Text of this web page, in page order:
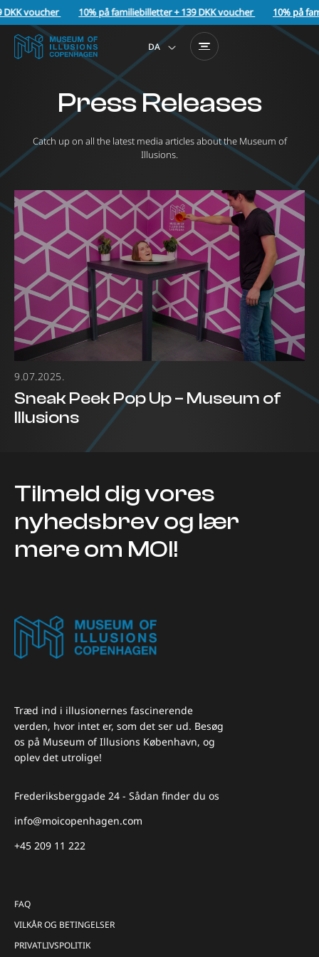
voucher 10% på familiebilletter + 139 DKK voucher 10% på
DA
Press Releases
Catch up on all the latest media articles about the Museum of
Illusions.
9.07.2025.
Sneak Peek Pop Up – Museum of
Illusions
Træd ind i illusionernes fascinerende
verden, hvor intet er, som det ser ud. Besøg
os på Museum of Illusions København, og
oplev det utrolige!
Frederiksberggade 24 - Sådan finder du os
info@moicopenhagen.com
+45 209 11 222
FAQ
VILKÅR OG BETINGELSER
PRIVATLIVSPOLITIK
Tilmeld dig vores
nyhedsbrev og lær
mere om MOI!